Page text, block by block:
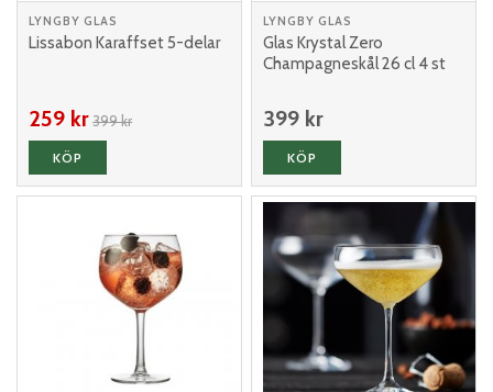
LYNGBY GLAS
Lissabon Karaffset 5-delar
259 kr399 kr
KÖP
LYNGBY GLAS
Glas Krystal Zero
Champagneskål 26 cl 4 st
399 kr
KÖP